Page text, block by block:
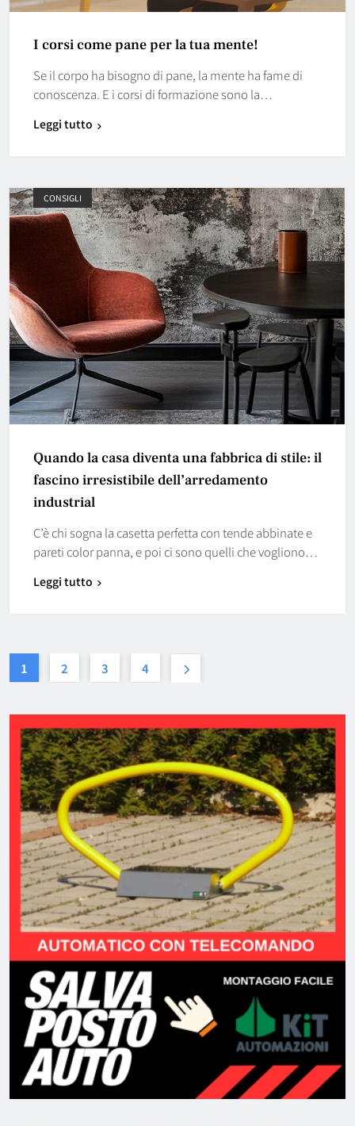
I corsi come pane per la tua mente!
Se il corpo ha bisogno di pane, la mente ha fame di
conoscenza. E i corsi di formazione sono la…
Leggi tutto
CONSIGLI
Quando la casa diventa una fabbrica di stile: il
fascino irresistibile dell’arredamento
industrial
C’è chi sogna la casetta perfetta con tende abbinate e
pareti color panna, e poi ci sono quelli che vogliono…
Leggi tutto
1 2 3 4